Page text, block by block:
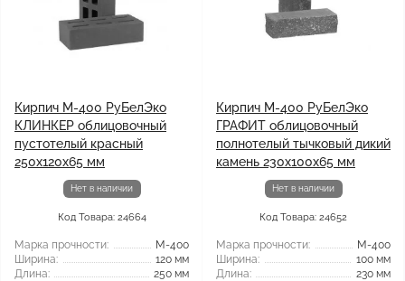
Кирпич М-400 РуБелЭко
КЛИНКЕР облицовочный
пустотелый красный
250x120x65 мм
Нет в наличии
Код Товара: 24664
Марка прочности:
М-400
Ширина:
120 мм
Длина:
250 мм
Кирпич М-400 РуБелЭко
ГРАФИТ облицовочный
полнотелый тычковый дикий
камень 230x100x65 мм
Нет в наличии
Код Товара: 24652
Марка прочности:
М-400
Ширина:
100 мм
Длина:
230 мм